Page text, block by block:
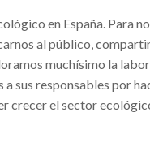
en España. Para
al público,
muchísimo la labor
a sus responsables por
crecer el sector